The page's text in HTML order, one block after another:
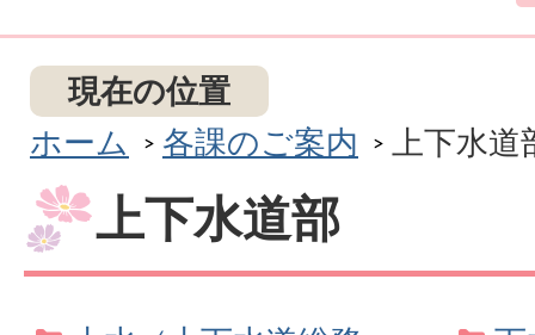
現在の位置
ホーム
各課のご案内 上下水道
上下水道部